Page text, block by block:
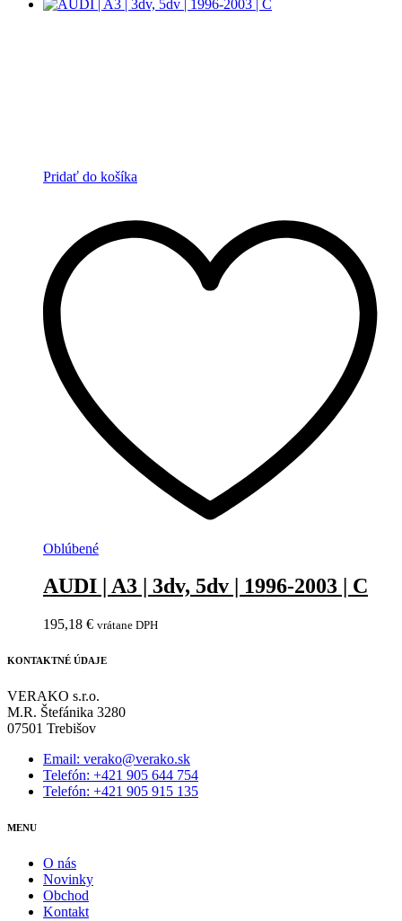
Pridať do košíka
Oblúbené
AUDI | A3 | 3dv, 5dv | 1996-2003 | C
195,18 € vrátane DPH
KONTAKTNÉ ÚDAJE
VERAKO s.r.o.
M.R. Štefánika 3280
07501 Trebišov
Email: verako@verako.sk
Telefón: +421 905 644 754
Telefón: +421 905 915 135
MENU
O nás
Novinky
Obchod
Kontakt